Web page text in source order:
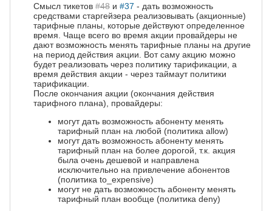
Смысл тикетов #48 и #37 - дать возможность
средствами старгейзера реализовывать (акционные)
тарифные планы, которые действуют определенное
время. Чаще всего во время акции провайдеры не
дают возможность менять тарифные планы на другие
на период действия акции. Вот саму акцию можно
будет реализовать через политику тарификации, а
время действия акции - через таймаут политики
тарификации.
После окончания акции (окончания действия
тарифного плана), провайдеры:
могут дать возможность абоненту менять
тарифный план на любой (политика allow)
могут дать возможность абоненту менять
тарифный план на более дорогой, т.к. акция
была очень дешевой и направлена
исключительно на привлечение абонентов
(политика to_expensive)
могут не дать возможность абоненту менять
тарифный план вообще (политика deny)